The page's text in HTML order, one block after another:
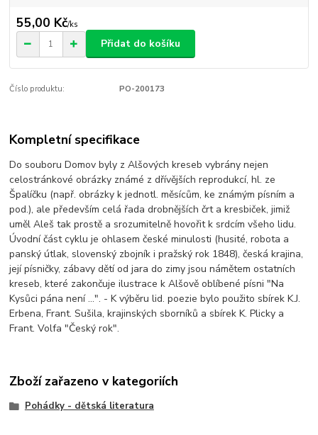
55,00 Kč/ks
Přidat do košíku
Číslo produktu: PO-200173
Kompletní specifikace
Do souboru Domov byly z Alšových kreseb vybrány nejen
celostránkové obrázky známé z dřívějších reprodukcí, hl. ze
Špalíčku (např. obrázky k jednotl. měsícům, ke známým písním a
pod.), ale především celá řada drobnějších črt a kresbiček, jimiž
uměl Aleš tak prostě a srozumitelně hovořit k srdcím všeho lidu.
Úvodní část cyklu je ohlasem české minulosti (husité, robota a
panský útlak, slovenský zbojník i pražský rok 1848), česká krajina,
její písničky, zábavy dětí od jara do zimy jsou námětem ostatních
kreseb, které zakončuje ilustrace k Alšově oblíbené písni "Na
Kysůci pána není ...". - K výběru lid. poezie bylo použito sbírek K.J.
Erbena, Frant. Sušila, krajinských sborníků a sbírek K. Plicky a
Frant. Volfa "Český rok".
Zboží zařazeno v kategoriích
Pohádky - dětská literatura